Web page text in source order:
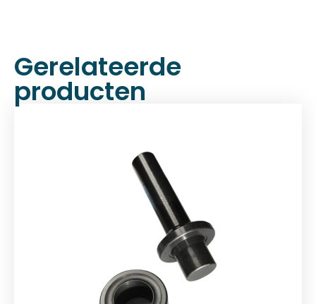
Gerelateerde
producten